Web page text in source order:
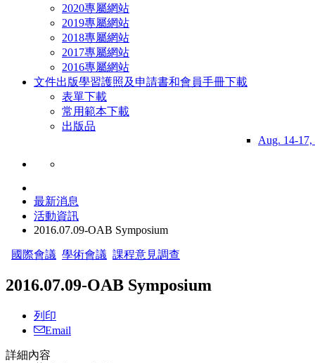
2020專屬網站
2019專屬網站
2018專屬網站
2017專屬網站
2016專屬網站
文件出版學習護照及申請書和會員手冊下載
表單下載
常用範本下載
出版品
Aug. 14-17,
最新消息
活動資訊
2016.07.09-OAB Symposium
國際會議 學術會議 課程意見調查
2016.07.09-OAB Symposium
列印
Email
詳細內容